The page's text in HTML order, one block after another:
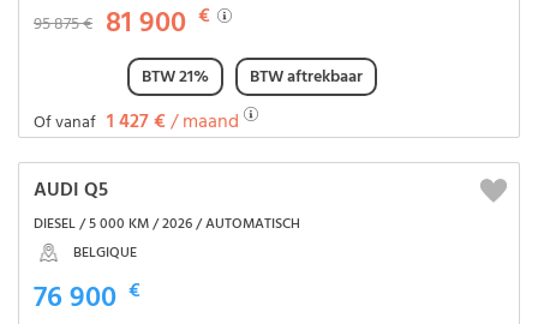
95 875 € 81 900 €
BTW 21%
BTW aftrekbaar
Of vanaf 1 427 €/ maand
AUDI Q5
DIESEL / 5 000 KM / 2026 / AUTOMATISCH
BELGIQUE
76 900 €